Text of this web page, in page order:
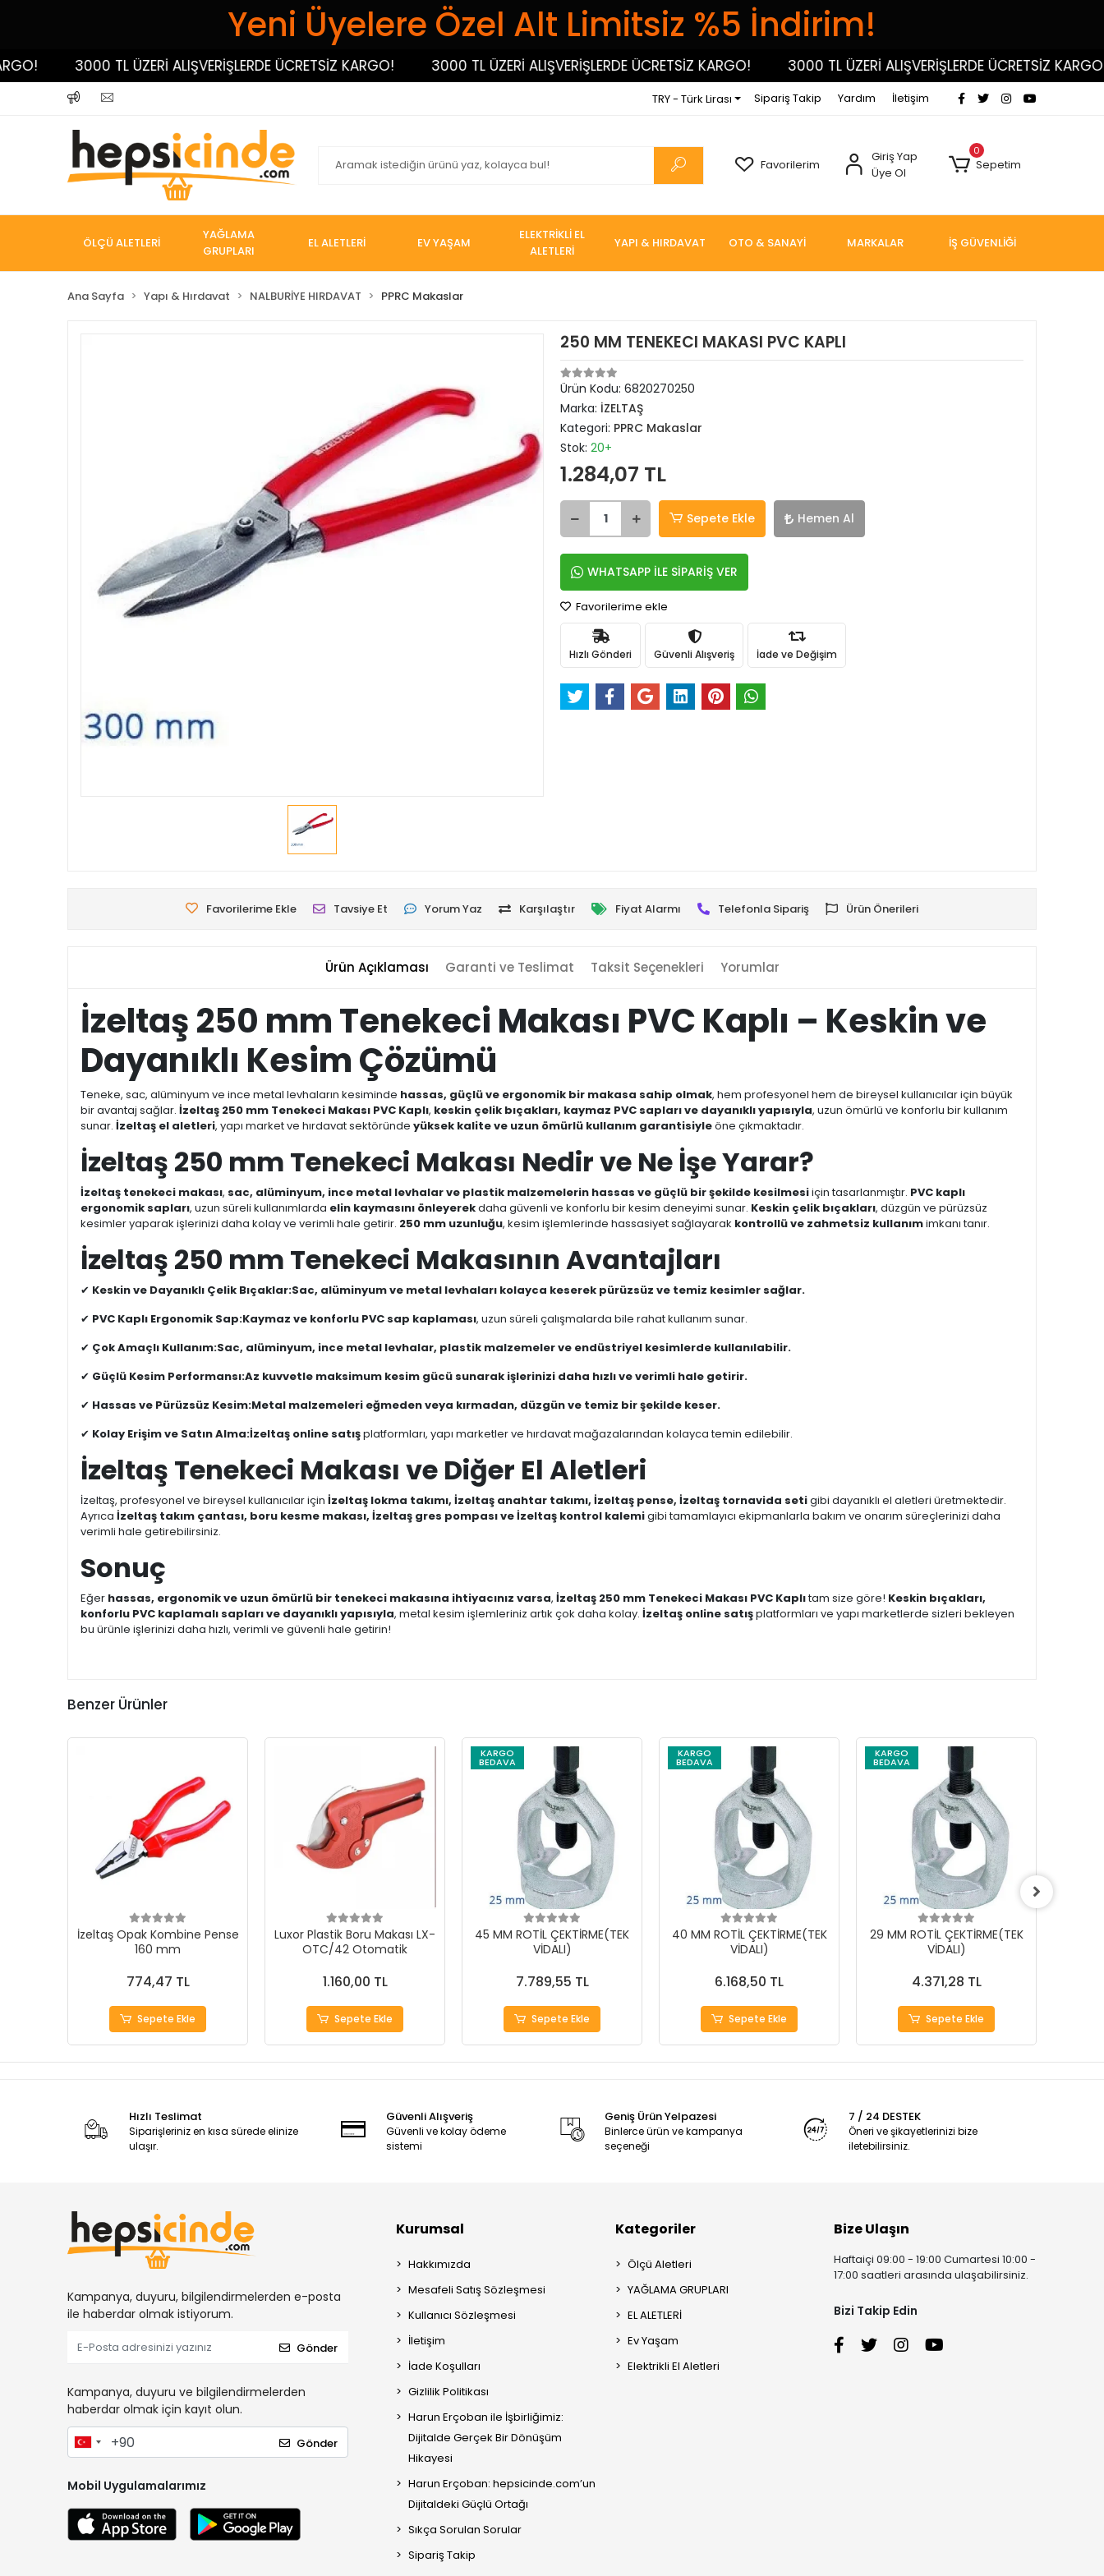
Yeni Üyelere Özel Alt Limitsiz %5 İndirim!
3000 TL ÜZERİ ALIŞVERİŞLERDE ÜCRETSİZ KARGO! 3000 TL ÜZERİ ALIŞVERİŞLERDE ÜCRETSİZ KARGO! 3000 TL ÜZERİ ALIŞVERİŞLERDE ÜCRETSİZ KARGO!
TRY - Türk Lirası Sipariş Takip Yardım İletişim
Favorilerim
Giriş Yap
Üye Ol
0
Sepetim
ÖLÇÜ ALETLERİ
YAĞLAMA
GRUPLARI
EL ALETLERİ EV YAŞAM
ELEKTRİKLİ EL
ALETLERİ
YAPI & HIRDAVAT OTO & SANAYİ MARKALAR İŞ GÜVENLİĞİ
Ana Sayfa Yapı & Hırdavat NALBURİYE HIRDAVAT PPRC Makaslar
250 MM TENEKECI MAKASI PVC KAPLI
Ürün Kodu: 6820270250
Marka: İZELTAŞ
Kategori: PPRC Makaslar
Stok: 20+
1.284,07 TL
Sepete Ekle Hemen Al
WHATSAPP İLE SİPARİŞ VER
Favorilerime ekle
Hızlı Gönderi Güvenli Alışveriş İade ve Değişim
Favorilerime Ekle Tavsiye Et Yorum Yaz Karşılaştır Fiyat Alarmı Telefonla Sipariş Ürün Önerileri
Ürün Açıklaması Garanti ve Teslimat Taksit Seçenekleri Yorumlar
İzeltaş 250 mm Tenekeci Makası PVC Kaplı – Keskin ve
Dayanıklı Kesim Çözümü
Teneke, sac, alüminyum ve ince metal levhaların kesiminde hassas, güçlü ve ergonomik bir makasa sahip olmak, hem profesyonel hem de bireysel kullanıcılar için büyük
bir avantaj sağlar. İzeltaş 250 mm Tenekeci Makası PVC Kaplı, keskin çelik bıçakları, kaymaz PVC sapları ve dayanıklı yapısıyla, uzun ömürlü ve konforlu bir kullanım
sunar. İzeltaş el aletleri, yapı market ve hırdavat sektöründe yüksek kalite ve uzun ömürlü kullanım garantisiyleöne çıkmaktadır.
İzeltaş 250 mm Tenekeci Makası Nedir ve Ne İşe Yarar?
İzeltaş tenekeci makası, sac, alüminyum, ince metal levhalar ve plastik malzemelerin hassas ve güçlü bir şekilde kesilmesiiçin tasarlanmıştır. PVC kaplı
ergonomik sapları, uzun süreli kullanımlarda elin kaymasını önleyerekdaha güvenli ve konforlu bir kesim deneyimi sunar. Keskin çelik bıçakları, düzgün ve pürüzsüz
kesimler yaparak işlerinizi daha kolay ve verimli hale getirir. 250 mm uzunluğu, kesim işlemlerinde hassasiyet sağlayarak kontrollü ve zahmetsiz kullanımimkanı tanır.
İzeltaş 250 mm Tenekeci Makasının Avantajları
✔ Keskin ve Dayanıklı Çelik Bıçaklar:Sac, alüminyum ve metal levhaları kolayca keserek pürüzsüz ve temiz kesimler sağlar.
✔ PVC Kaplı Ergonomik Sap:Kaymaz ve konforlu PVC sap kaplaması, uzun süreli çalışmalarda bile rahat kullanım sunar.
✔ Çok Amaçlı Kullanım:Sac, alüminyum, ince metal levhalar, plastik malzemeler ve endüstriyel kesimlerde kullanılabilir.
✔ Güçlü Kesim Performansı:Az kuvvetle maksimum kesim gücü sunarak işlerinizi daha hızlı ve verimli hale getirir.
✔ Hassas ve Pürüzsüz Kesim:Metal malzemeleri eğmeden veya kırmadan, düzgün ve temiz bir şekilde keser.
✔ Kolay Erişim ve Satın Alma:İzeltaş online satışplatformları, yapı marketler ve hırdavat mağazalarından kolayca temin edilebilir.
İzeltaş Tenekeci Makası ve Diğer El Aletleri
İzeltaş, profesyonel ve bireysel kullanıcılar için İzeltaş lokma takımı, İzeltaş anahtar takımı, İzeltaş pense, İzeltaş tornavida setigibi dayanıklı el aletleri üretmektedir.
Ayrıca İzeltaş takım çantası, boru kesme makası, İzeltaş gres pompası ve İzeltaş kontrol kalemigibi tamamlayıcı ekipmanlarla bakım ve onarım süreçlerinizi daha
verimli hale getirebilirsiniz.
Sonuç
Eğer hassas, ergonomik ve uzun ömürlü bir tenekeci makasına ihtiyacınız varsa, İzeltaş 250 mm Tenekeci Makası PVC Kaplıtam size göre! Keskin bıçakları,
konforlu PVC kaplamalı sapları ve dayanıklı yapısıyla, metal kesim işlemleriniz artık çok daha kolay. İzeltaş online satışplatformları ve yapı marketlerde sizleri bekleyen
bu ürünle işlerinizi daha hızlı, verimli ve güvenli hale getirin!
Benzer Ürünler
İzeltaş Opak Kombine Pense
160 mm
774,47 TL
Sepete Ekle
Luxor Plastik Boru Makası LX-
OTC/42 Otomatik
1.160,00 TL
Sepete Ekle
KARGO
BEDAVA
45 MM ROTİL ÇEKTİRME(TEK
VİDALI)
7.789,55 TL
Sepete Ekle
KARGO
BEDAVA
40 MM ROTİL ÇEKTİRME(TEK
VİDALI)
6.168,50 TL
Sepete Ekle
KARGO
BEDAVA
29 MM ROTİL ÇEKTİRME(TEK
VİDALI)
4.371,28 TL
Sepete Ekle
Hızlı Teslimat
Siparişleriniz en kısa sürede elinize
ulaşır.
Güvenli Alışveriş
Güvenli ve kolay ödeme
sistemi
Geniş Ürün Yelpazesi
Binlerce ürün ve kampanya
seçeneği
7 / 24 DESTEK
Öneri ve şikayetlerinizi bize
iletebilirsiniz.
Kampanya, duyuru, bilgilendirmelerden e-posta
ile haberdar olmak istiyorum.
Gönder
Kampanya, duyuru ve bilgilendirmelerden
haberdar olmak için kayıt olun.
Gönder
Mobil Uygulamalarımız
Kurumsal
Hakkımızda
Mesafeli Satış Sözleşmesi
Kullanıcı Sözleşmesi
İletişim
İade Koşulları
Gizlilik Politikası
Harun Erçoban ile İşbirliğimiz:
Dijitalde Gerçek Bir Dönüşüm
Hikayesi
Harun Erçoban: hepsicinde.com’un
Dijitaldeki Güçlü Ortağı
Sıkça Sorulan Sorular
Sipariş Takip
Kategoriler
Ölçü Aletleri
YAĞLAMA GRUPLARI
EL ALETLERİ
Ev Yaşam
Elektrikli El Aletleri
Bize Ulaşın
Haftaiçi 09:00 - 19:00 Cumartesi 10:00 -
17:00 saatleri arasında ulaşabilirsiniz.
Bizi Takip Edin